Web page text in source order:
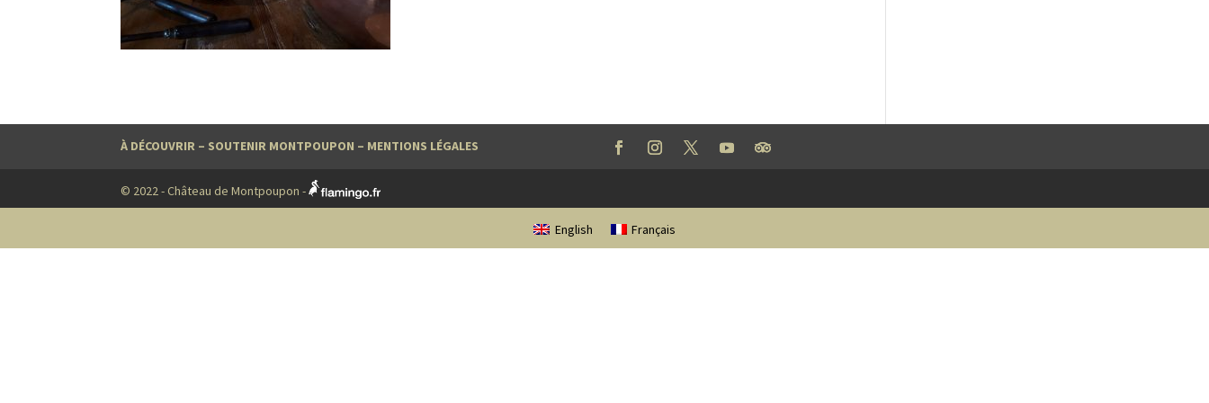
À DÉCOUVRIR – SOUTENIR MONTPOUPON – MENTIONS LÉGALES
© 2022 - Château de Montpoupon -
English Français